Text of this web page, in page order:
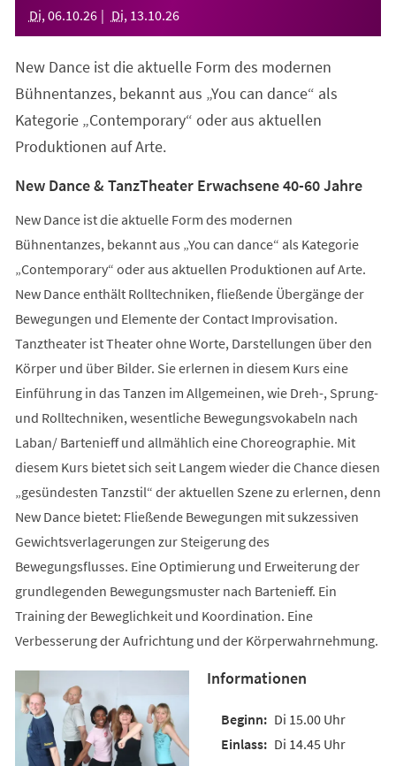
Di, 06.10.26 Di, 13.10.26
New Dance ist die aktuelle Form des modernen
Bühnentanzes, bekannt aus „You can dance“ als
Kategorie „Contemporary“ oder aus aktuellen
Produktionen auf Arte.
New Dance & TanzTheater Erwachsene 40-60 Jahre
New Dance ist die aktuelle Form des modernen
Bühnentanzes, bekannt aus „You can dance“ als Kategorie
„Contemporary“ oder aus aktuellen Produktionen auf Arte.
New Dance enthält Rolltechniken, fließende Übergänge der
Bewegungen und Elemente der Contact Improvisation.
Tanztheater ist Theater ohne Worte, Darstellungen über den
Körper und über Bilder. Sie erlernen in diesem Kurs eine
Einführung in das Tanzen im Allgemeinen, wie Dreh-, Sprung-
und Rolltechniken, wesentliche Bewegungsvokabeln nach
Laban/ Bartenieff und allmählich eine Choreographie. Mit
diesem Kurs bietet sich seit Langem wieder die Chance diesen
„gesündesten Tanzstil“ der aktuellen Szene zu erlernen, denn
New Dance bietet: Fließende Bewegungen mit sukzessiven
Gewichtsverlagerungen zur Steigerung des
Bewegungsflusses. Eine Optimierung und Erweiterung der
grundlegenden Bewegungsmuster nach Bartenieff. Ein
Training der Beweglichkeit und Koordination. Eine
Verbesserung der Aufrichtung und der Körperwahrnehmung.
Informationen
Di 15.00 Uhr
Di 14.45 Uhr